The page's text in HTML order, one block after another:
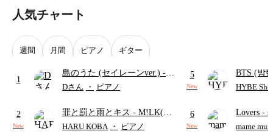
人気チャート
週間 月間 ピアノ ギター
1
島のうた (セイレーンver.) -
セイレーン(CV.鈴木みのり)
ード・ペダル付き/『映画ちい
かわ 人魚の島のひみつ』よ
Dさん ・ ピアノ
2
New
罪と罰と雨とキス - M!LK(佐
野勇斗&吉田仁人)
HARU KOBA ・ ピアノ
5
New
BTS (방
HYBE
6
New
Lovers -
ト)
mame